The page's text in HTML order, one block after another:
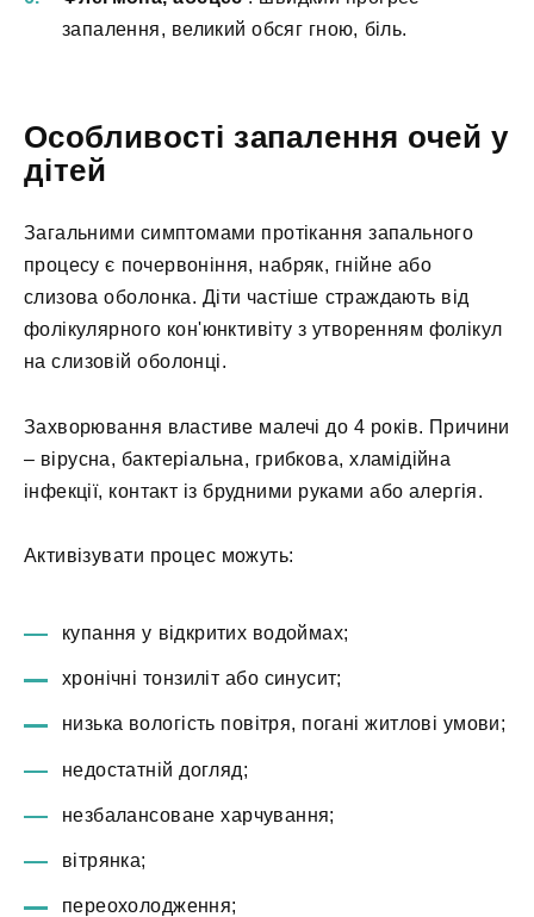
запалення, великий обсяг гною, біль.
Особливості запалення очей у
дітей
Загальними симптомами протікання запального
процесу є почервоніння, набряк, гнійне або
слизова оболонка. Діти частіше страждають від
фолікулярного кон'юнктивіту з утворенням фолікул
на слизовій оболонці.
Захворювання властиве малечі до 4 років. Причини
– вірусна, бактеріальна, грибкова, хламідійна
інфекції, контакт із брудними руками або алергія.
Активізувати процес можуть:
купання у відкритих водоймах;
хронічні тонзиліт або синусит;
низька вологість повітря, погані житлові умови;
недостатній догляд;
незбалансоване харчування;
вітрянка;
переохолодження;